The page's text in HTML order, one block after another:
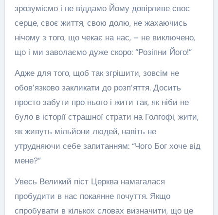
зрозуміємо і не віддамо Йому довірливе своє
серце, своє життя, свою долю, не жахаючись
нічому з того, що чекає на нас, – не виключено,
що і ми заволаємо дуже скоро: “Розіпни Його!”
Адже для того, щоб так згрішити, зовсім не
обов’язково закликати до розп’яття. Досить
просто забути про нього і жити так, як ніби не
було в історії страшної страти на Голгофі, жити,
як живуть мільйони людей, навіть не
утрудняючи себе запитанням: “Чого Бог хоче від
мене?”
Увесь Великий піст Церква намагалася
пробудити в нас покаянне почуття. Якщо
спробувати в кількох словах визначити, що це